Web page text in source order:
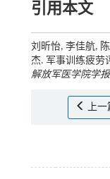
引用本文
刘昕怡, 李佳航,
杰. 军事训练疲劳
解放军医学院学报
上一